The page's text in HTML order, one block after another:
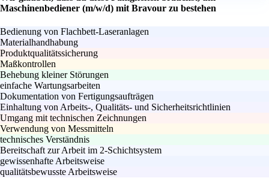
Maschinenbediener (m/w/d) mit Bravour zu bestehen
Bedienung von Flachbett-Laseranlagen
Materialhandhabung
Produktqualitätssicherung
Maßkontrollen
Behebung kleiner Störungen
einfache Wartungsarbeiten
Dokumentation von Fertigungsaufträgen
Einhaltung von Arbeits-, Qualitäts- und Sicherheitsrichtlinien
Umgang mit technischen Zeichnungen
Verwendung von Messmitteln
technisches Verständnis
Bereitschaft zur Arbeit im 2-Schichtsystem
gewissenhafte Arbeitsweise
qualitätsbewusste Arbeitsweise